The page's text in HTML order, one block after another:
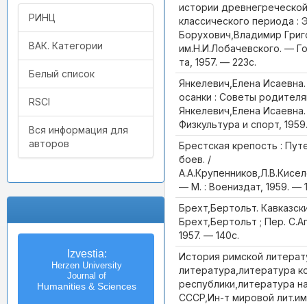
РИНЦ
ВАК. Категории
Белый список
RSCI
Вся информация для
авторов
Известия
Российского государственного
педагогического университета
им. А.И. Герцена
Izvestia:
Herzen University
Journal of
Humanities & Sciences
истории
классического периода :
Борухович,Владимир
им.Н.И.Лобачевского. —
та, 1957. — 223с.
Янкелевич,Елена
осанки : Советы
Янкелевич,Елена
Физкультура и спорт,
Брестская крепость :
боев. /
— М. : Воениздат, 1959. —
Брехт,Бертольт.
Брехт,Бертольт ; Пер.
1957. — 140с.
История римской
литература,литература
республики,литература
СССР,Ин-т мировой